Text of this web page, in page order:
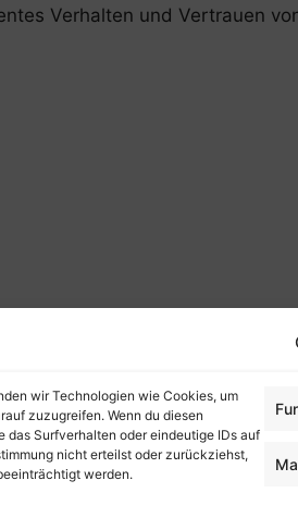
wir Technologien wie Cookies, um
zuzugreifen. Wenn du diesen
Surfverhalten oder eindeutige IDs auf
nicht erteilst oder zurückziehst,
werden.
Verhalten und Vertrauen
E. K.
21357 Bardowick
Tel: 04131 121190
E-Mail:
erdbau.de